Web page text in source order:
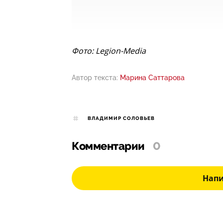
Фото: Legion-Media
Автор текста: Марина Саттарова
ВЛАДИМИР СОЛОВЬЕВ
Комментарии 0